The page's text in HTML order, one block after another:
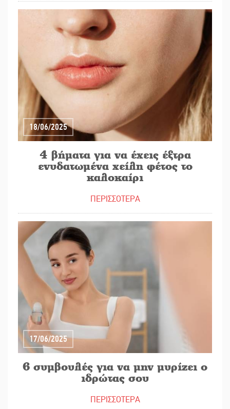
18/06/2025
4 βήματα για να έχεις έξτρα
ενυδατωμένα χείλη φέτος το
καλοκαίρι
ΠΕΡΙΣΣΟΤΕΡΑ
17/06/2025
6 συμβουλές για να μην μυρίζει ο
ιδρώτας σου
ΠΕΡΙΣΣΟΤΕΡΑ